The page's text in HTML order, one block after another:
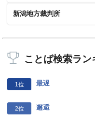
新潟地方裁判所
ことば検索ラン
1位 最遅
2位 邂逅